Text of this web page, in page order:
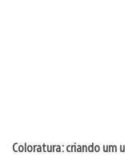
Coloratura: criando um